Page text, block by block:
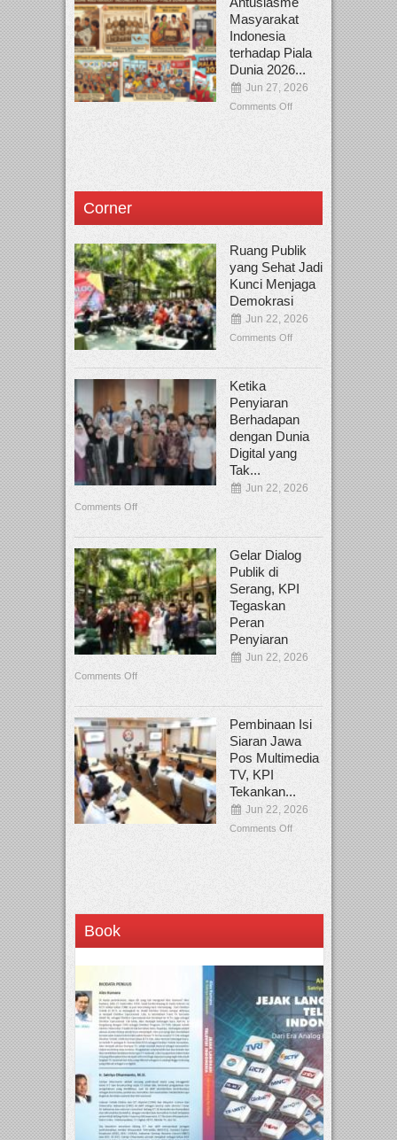
Masyarakat
Indonesia
terhadap Piala
Dunia 2026...
Jun 27, 2026
Comments Off
Corner
Ruang Publik
yang Sehat Jadi
Kunci Menjaga
Demokrasi
Jun 22, 2026
Comments Off
Ketika
Penyiaran
Berhadapan
dengan Dunia
Digital yang
Tak...
Jun 22, 2026
Comments Off
Gelar Dialog
Publik di
Serang, KPI
Tegaskan
Peran
Penyiaran
Jun 22, 2026
Comments Off
Pembinaan Isi
Siaran Jawa
Pos Multimedia
TV, KPI
Tekankan...
Jun 22, 2026
Comments Off
Book